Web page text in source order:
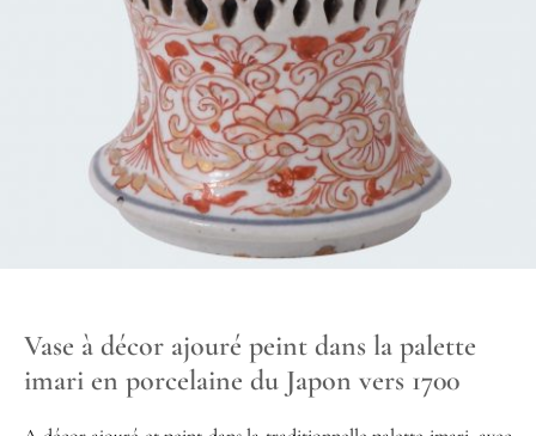
Vase à décor ajouré peint dans la palette
imari en porcelaine du Japon vers 1700